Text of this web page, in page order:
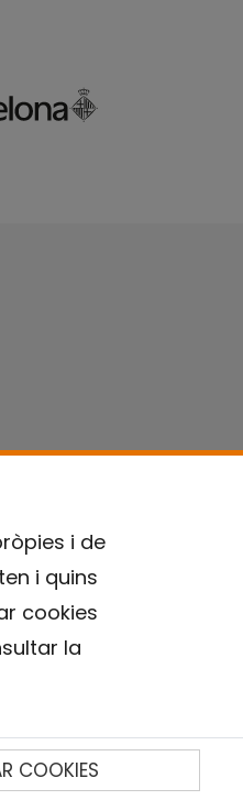
i de
i quins
cookies
la
COOKIES
Contacte
Política de Cookies